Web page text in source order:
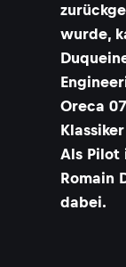
wurde,
Oreca
Als Pilot
Romain
dabei.